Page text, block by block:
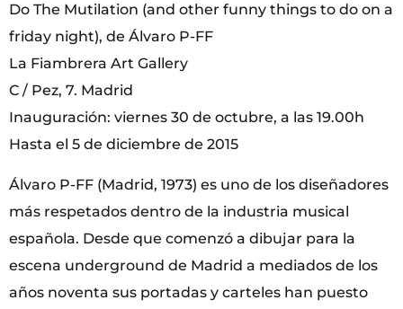
Do The Mutilation (and other funny things to do on a
friday night), de Álvaro P-FF
La Fiambrera Art Gallery
C / Pez, 7. Madrid
Inauguración: viernes 30 de octubre, a las 19.00h
Hasta el 5 de diciembre de 2015
Álvaro P-FF (Madrid, 1973) es uno de los diseñadores
más respetados dentro de la industria musical
española. Desde que comenzó a dibujar para la
escena underground de Madrid a mediados de los
años noventa sus portadas y carteles han puesto